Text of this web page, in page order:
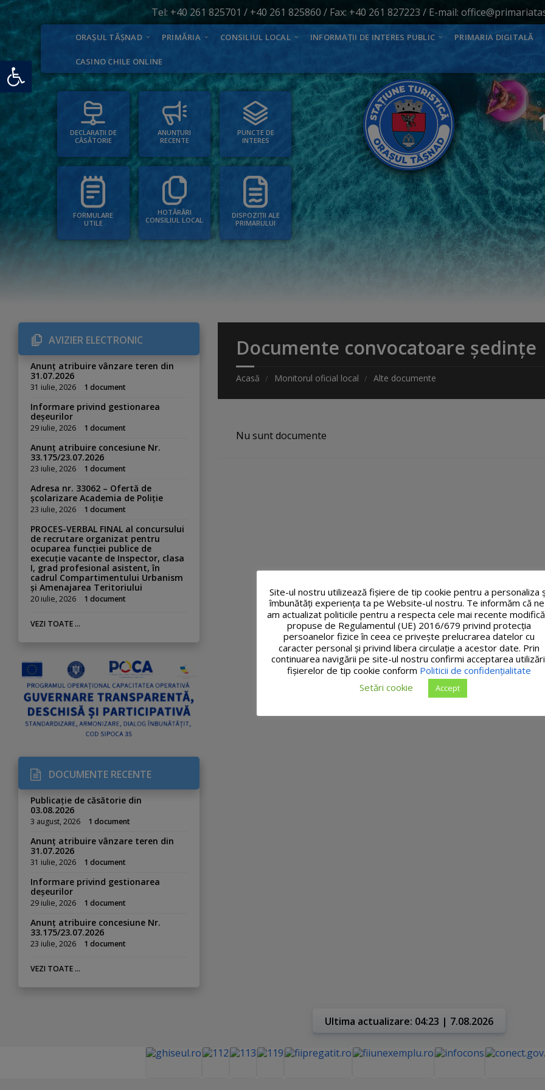
Deschide bara de unelte
Tel: +40 261 825701 / +40 261 825860 / Fax: +40 261 827223 / E-mail:
ORAȘUL TĂȘNAD PRIMĂRIA CONSILIUL LOCAL INFORMAȚII DE INTERES PUBLIC PRIMARIA DIGITALĂ
CASINO CHILE ONLINE
DECLARAȚII DE
CĂSĂTORIE
ANUNȚURI
RECENTE
PUNCTE DE
INTERES
FORMULARE
UTILE
HOTĂRÂRI
CONSILIUL LOCAL
DISPOZIȚII ALE
PRIMARULUI
Documente convocatoare ședințe
Acasă Monitorul oficial local Alte documente
Nu sunt documente
AVIZIER ELECTRONIC
Anunț atribuire vânzare teren din
31.07.2026
31 iulie, 2026 1 document
Informare privind gestionarea
deșeurilor
29 iulie, 2026 1 document
Anunț atribuire concesiune Nr.
33.175/23.07.2026
23 iulie, 2026 1 document
Adresa nr. 33062 – Ofertă de
școlarizare Academia de Poliție
23 iulie, 2026 1 document
PROCES-VERBAL FINAL al concursului
de recrutare organizat pentru
ocuparea funcției publice de
execuție vacante de Inspector, clasa
I, grad profesional asistent, în
cadrul Compartimentului Urbanism
și Amenajarea Teritoriului
20 iulie, 2026 1 document
VEZI TOATE ...
DOCUMENTE RECENTE
Publicație de căsătorie din
03.08.2026
3 august, 2026 1 document
Anunț atribuire vânzare teren din
31.07.2026
31 iulie, 2026 1 document
Informare privind gestionarea
deșeurilor
29 iulie, 2026 1 document
Anunț atribuire concesiune Nr.
33.175/23.07.2026
23 iulie, 2026 1 document
VEZI TOATE ...
Ultima actualizare: 04:23 | 7.08.2026
Site-ul nostru utilizează fişiere de tip cookie pentru a personaliza
îmbunătăți experiența ta pe Website-ul nostru. Te informăm că
am actualizat politicile pentru a respecta cele mai recente
propuse de Regulamentul (UE) 2016/679 privind protecția
persoanelor fizice în ceea ce privește prelucrarea datelor cu
caracter personal și privind libera circulație a acestor date. Prin
continuarea navigării pe site-ul nostru confirmi acceptarea
fişierelor de tip cookie conform Politicii de confidențialitate
Setări cookie
Accept